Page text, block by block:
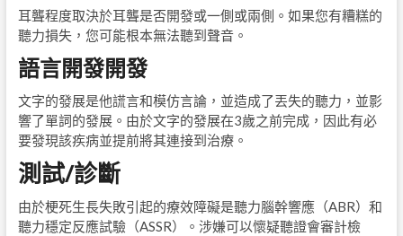
耳聾程度取決於耳聾是否開發或一側或兩側。如果您有糟糕的
聽力損失，您可能根本無法聽到聲音。
語言開發開發
文字的發展是他謊言和模仿言論，並造成了丟失的聽力，並影
響了單詞的發展。由於文字的發展在3歲之前完成，因此有必
要發現該疾病並提前將其連接到治療。
測試/診斷
由於梗死生長失敗引起的療效障礙是聽力腦幹響應（ABR）和
聽力穩定反應試驗（ASSR）。涉嫌可以懷疑聽證會審計檢